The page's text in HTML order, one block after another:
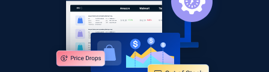
Home Depot US - Discovery products by
specific category URL
URL, Domain, Country code, Model number,
Sku, Product id, Product name, Manufacturer,
and more.